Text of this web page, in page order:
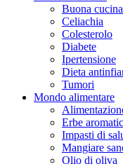
Buona
Celiachia
Colesterolo
Diabete
Ipertensione
Dieta
Tumori
Mondo alimentare
Erbe
Impasti di
Mangiare
Olio di oliva